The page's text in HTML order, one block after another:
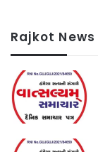
Rajkot News